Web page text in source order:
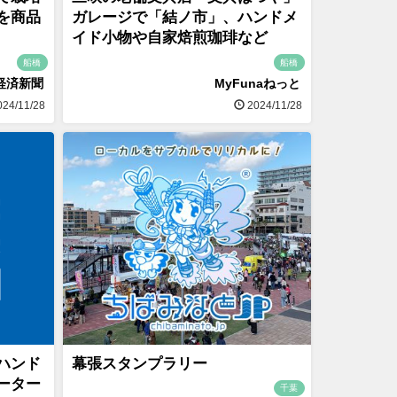
商品
船橋
済新聞
11/28
ガレージで「結ノ市」、ハンドメ
イド小物や自家焙煎珈琲など
船橋
MyFunaねっと
2024/11/28
ンド
ター
幕張スタンプラリー
千葉